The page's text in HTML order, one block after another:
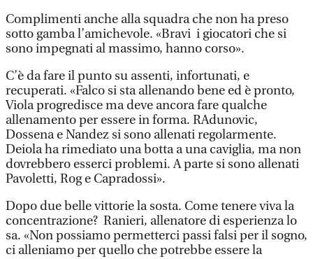
Complimenti anche alla squadra che non ha preso
sotto gamba l’amichevole. «Bravi i giocatori che si
sono impegnati al massimo, hanno corso».
C’è da fare il punto su assenti, infortunati, e
recuperati. «Falco si sta allenando bene ed è pronto,
Viola progredisce ma deve ancora fare qualche
allenamento per essere in forma. RAdunovic,
Dossena e Nandez si sono allenati regolarmente.
Deiola ha rimediato una botta a una caviglia, ma non
dovrebbero esserci problemi. A parte si sono allenati
Pavoletti, Rog e Capradossi».
Dopo due belle vittorie la sosta. Come tenere viva la
concentrazione? Ranieri, allenatore di esperienza lo
sa. «Non possiamo permetterci passi falsi per il sogno,
ci alleniamo per quello che potrebbe essere la